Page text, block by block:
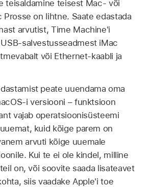
teisaldamine teisest Mac- või
Prosse on lihtne. Saate edastada
arvutist, Time Machine'i
salvestusseadmest iMac
või Ethernet-kaabli ja
peate uuendama oma
i versiooni – funktsioon
vajab operatsioonisüsteemi
kuid kõige parem on
arvuti kõige uuemale
Kui te ei ole kindel, milline
on, või soovite saada lisateavet
siis vaadake Apple'i toe